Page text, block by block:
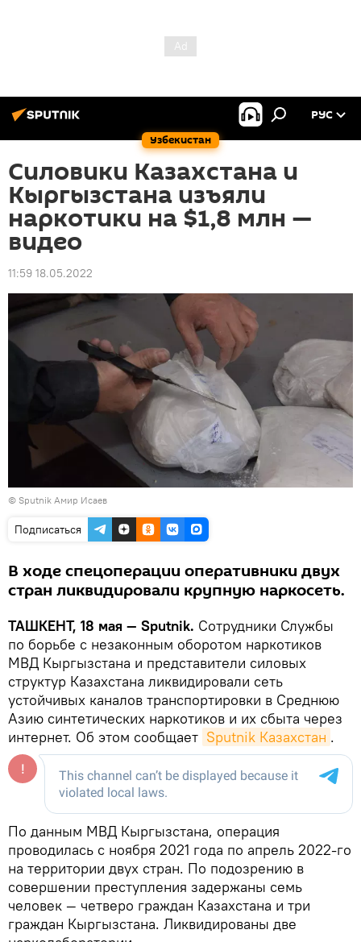
Узбекистан
РУС
Силовики Казахстана и
Кыргызстана изъяли
наркотики на $1,8 млн —
видео
11:59 18.05.2022
© Sputnik Амир Исаев
Подписаться
В ходе спецоперации оперативники двух
стран ликвидировали крупную наркосеть.
ТАШКЕНТ, 18 мая — Sputnik. Сотрудники Службы
по борьбе с незаконным оборотом наркотиков
МВД Кыргызстана и представители силовых
структур Казахстана ликвидировали сеть
устойчивых каналов транспортировки в Среднюю
Азию синтетических наркотиков и их сбыта через
интернет. Об этом сообщает Sputnik Казахстан .
По данным МВД Кыргызстана, операция
проводилась с ноября 2021 года по апрель 2022-го
на территории двух стран. По подозрению в
совершении преступления задержаны семь
человек — четверо граждан Казахстана и три
граждан Кыргызстана. Ликвидированы две